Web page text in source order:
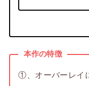
本作の特徴
①、オーバーレイ